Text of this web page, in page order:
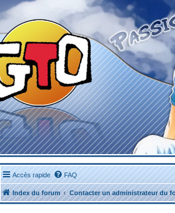
Accès rapide FAQ
Index du forum Contacter un administrateur du